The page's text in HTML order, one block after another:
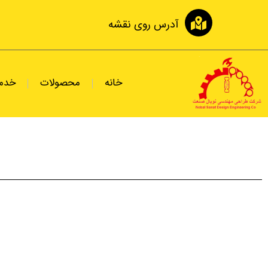
آدرس روی نقشه
خانه محصولات